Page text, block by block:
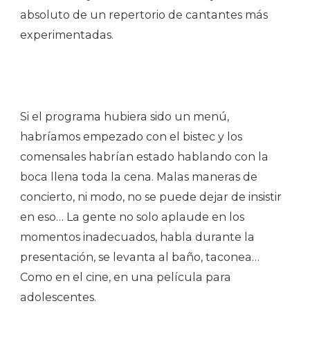
absoluto de un repertorio de cantantes más
experimentadas.
Si el programa hubiera sido un menú,
habríamos empezado con el bistec y los
comensales habrían estado hablando con la
boca llena toda la cena. Malas maneras de
concierto, ni modo, no se puede dejar de insistir
en eso… La gente no solo aplaude en los
momentos inadecuados, habla durante la
presentación, se levanta al baño, taconea…
Como en el cine, en una película para
adolescentes.